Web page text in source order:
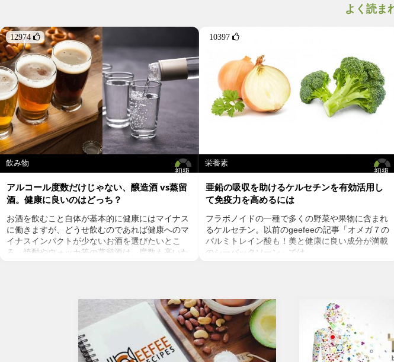
＜作り方＞
１.材料を全てミキサーに入れて攪拌する。
２.冷凍庫で6時間以上冷やし固める。途中、何度かス
プーンなどで混ぜて空気を含ませると柔らかく仕上が
ります。
３.器に盛り、お好みでフレッシュバジルを飾る。
よく読ま
12974 
初級
飲み物
アルコール度数だけじゃない、醸造酒 vs蒸留
酒。健康に良いのはどっち？
お酒を飲むこと自体が基本的に健康にはマイナス
に働きますが、どうせ飲むのであれば健康へのマ
イナスインパクトが少ないお酒を選びたいとこ
ろ。焼酎やウォッカ等の蒸留酒は、度数も高いた
が、実際のところどうなのでしょうか？今回は、
大きく分けて2種類あるお酒の製造方法（醸造酒
と蒸留酒）の違いによって健康に対してどのよう
な作用を与えるかにフォーカスしていきます。
醸造酒と蒸留酒の違いとは？
主にお酒は製造方法によって醸造酒と蒸留酒の2
10397 
初級
栄養素
亜鉛の吸収を助けるケルセチンを有効活用し
て免疫力を高めるには
フラボノイドの一種で多くの野菜や果物に含まれ
るケルセチン。以前のgeefeeの記事「オメガ７の
パルミトレイン酸も！美と健康に良い成分が満載
のシーバックソーン」では、
ルセチンには抗菌抗ウィルス作用がありウイルス
との闘いを促進する可能性があると言われていま
す。また、免疫力の維持に重要な働きを持つ亜鉛
との相乗効果もあると考えられています。今回
は、このケルセチンの健康効果と亜鉛との関連性
にフォーカスしていきます。